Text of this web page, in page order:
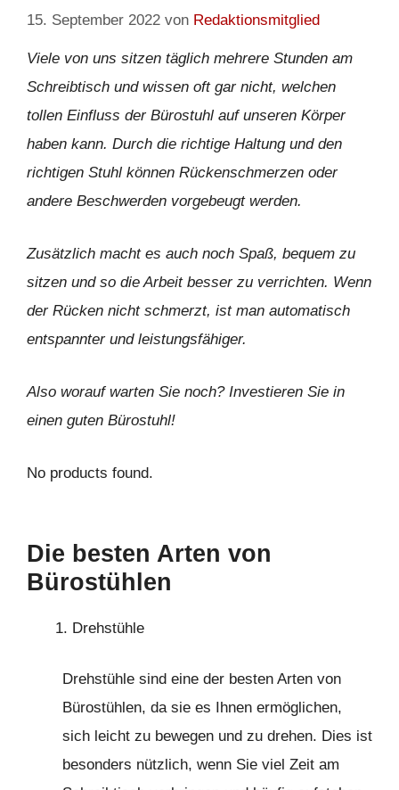
15. September 2022 von Redaktionsmitglied
Viele von uns sitzen täglich mehrere Stunden am
Schreibtisch und wissen oft gar nicht, welchen
tollen Einfluss der Bürostuhl auf unseren Körper
haben kann. Durch die richtige Haltung und den
richtigen Stuhl können Rückenschmerzen oder
andere Beschwerden vorgebeugt werden.
Zusätzlich macht es auch noch Spaß, bequem zu
sitzen und so die Arbeit besser zu verrichten. Wenn
der Rücken nicht schmerzt, ist man automatisch
entspannter und leistungsfähiger.
Also worauf warten Sie noch? Investieren Sie in
einen guten Bürostuhl!
No products found.
Die besten Arten von
Bürostühlen
Drehstühle
Drehstühle sind eine der besten Arten von
Bürostühlen, da sie es Ihnen ermöglichen,
sich leicht zu bewegen und zu drehen. Dies ist
besonders nützlich, wenn Sie viel Zeit am